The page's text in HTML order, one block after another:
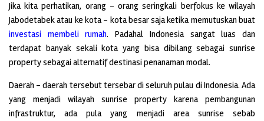
Jika kita perhatikan, orang – orang seringkali berfokus ke wilayah
Jabodetabek atau ke kota – kota besar saja ketika memutuskan buat
investasi membeli rumah. Padahal Indonesia sangat luas dan
terdapat banyak sekali kota yang bisa dibilang sebagai sunrise
property sebagai alternatif destinasi penanaman modal.
Daerah – daerah tersebut tersebar di seluruh pulau di Indonesia. Ada
yang menjadi wilayah sunrise property karena pembangunan
infrastruktur, ada pula yang menjadi area sunrise sebab